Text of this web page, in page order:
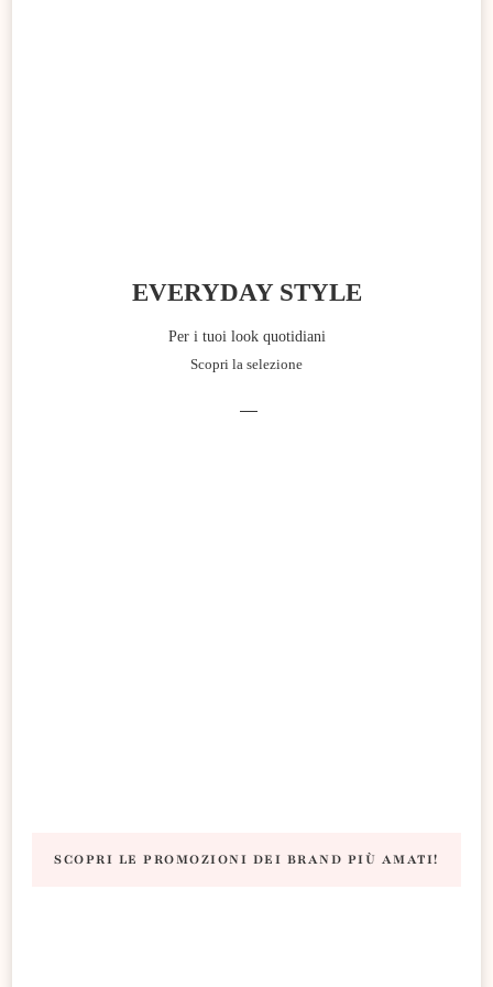
EVERYDAY STYLE
Per i tuoi look quotidiani
Scopri la selezione
SCOPRI LE PROMOZIONI DEI BRAND PIÙ AMATI!